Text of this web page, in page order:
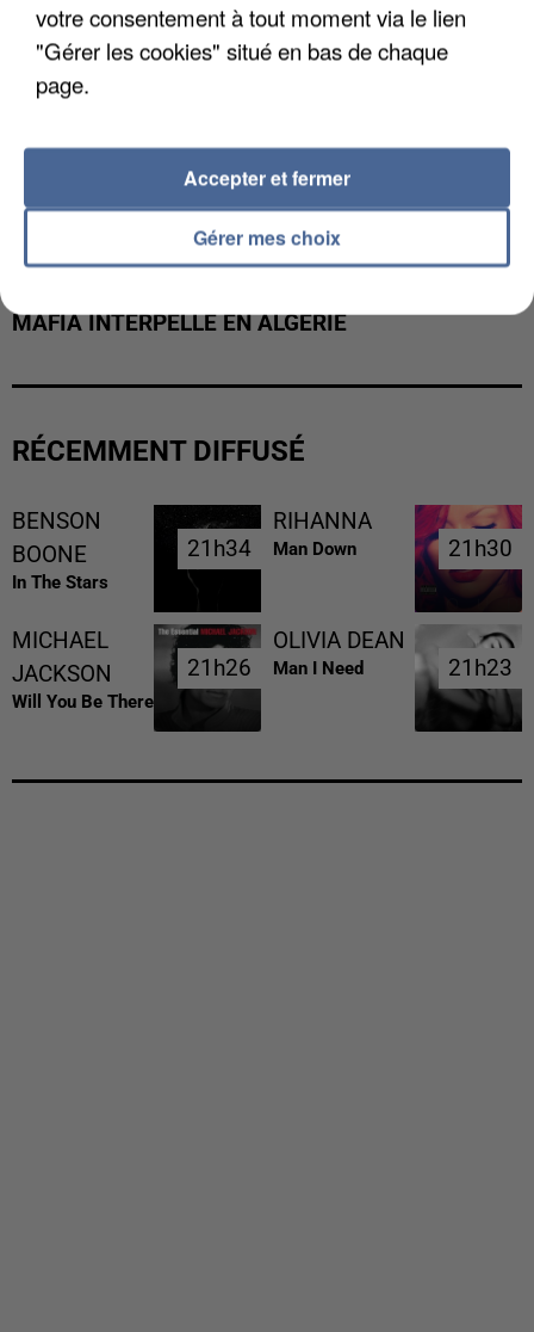
MAFIA INTERPELLÉ EN ALGÉRIE
RÉCEMMENT DIFFUSÉ
BENSON
BOONE
In The Stars
21h34
21h34
RIHANNA
Man Down 21h30
21h30
MICHAEL
JACKSON
Will You Be There
21h26
21h26
OLIVIA DEAN
Man I Need 21h23
21h23
votre consentement à tout moment via le lien
"Gérer les cookies" situé en bas de chaque
page.
Gérer mes choix
Accepter et fermer